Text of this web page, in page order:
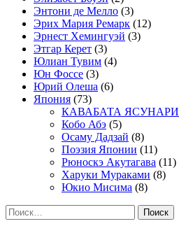
Энтони де Мелло (3)
Эрих Мария Ремарк (12)
Эрнест Хемингуэй (3)
Этгар Керет (3)
Юлиан Тувим (4)
Юн Фоссе (3)
Юрий Олеша (6)
Япония (73)
КАВАБАТА ЯСУНАРИ
Кобо Абэ (5)
Осаму Дадзай (8)
Поэзия Японии (11)
Рюноскэ Акутагава (11)
Харуки Мураками (8)
Юкио Мисима (8)
Найти: